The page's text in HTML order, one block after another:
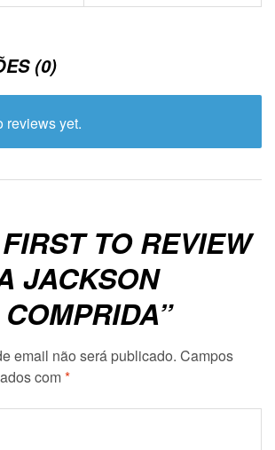
(0)
reviews yet.
TO REVIEW
JACKSON
email não será publicado. Campos
com*